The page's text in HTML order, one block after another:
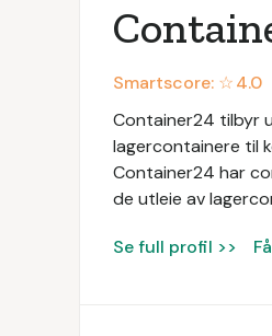
Smartscore: ☆4.0
Container24 tilbyr
lagercontainere til
Container24 har
de utleie av
Se full profil >>